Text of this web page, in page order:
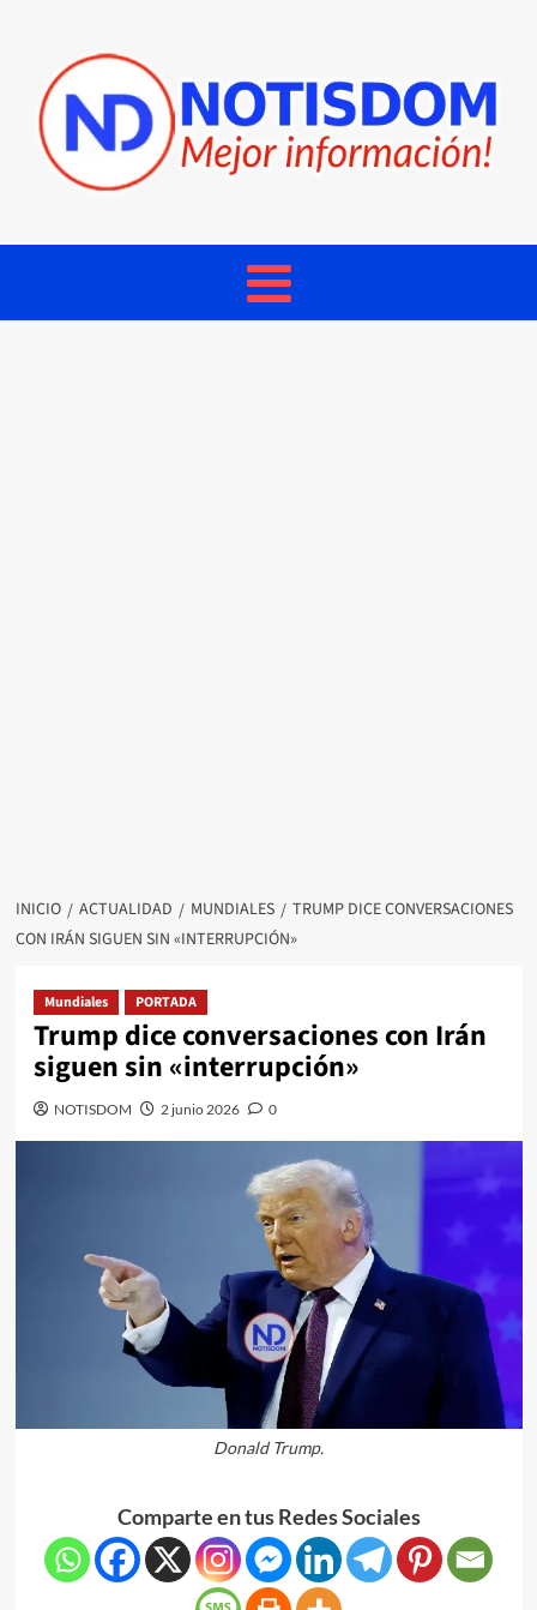
INICIO ACTUALIDAD MUNDIALES
TRUMP DICE CONVERSACIONES
CON IRÁN SIGUEN SIN «INTERRUPCIÓN»
Mundiales PORTADA
Trump dice conversaciones con Irán
siguen sin «interrupción»
NOTISDOM 2 junio 2026 0
Donald Trump.
Comparte en tus Redes Sociales